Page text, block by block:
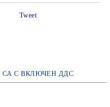
Tweet
С ВКЛЮЧЕН ДДС